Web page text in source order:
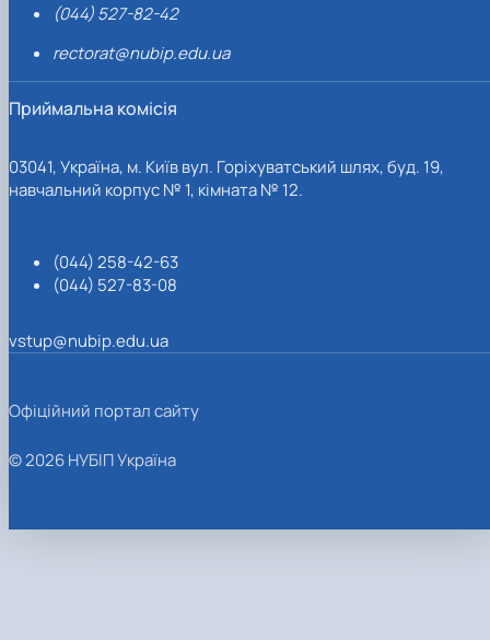
(044) 527-82-42
rectorat@nubip.edu.ua
Приймальна комісія
03041, Україна, м. Київ вул. Горіхуватський шлях, буд. 19,
навчальний корпус № 1, кімната № 12.
(044) 258-42-63
(044) 527-83-08
vstup@nubip.edu.ua
Офіційний портал сайту
© 2026 НУБІП Україна